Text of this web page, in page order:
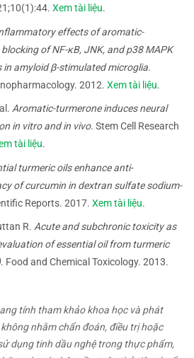
Xem tài liệu.
effects of aromatic-
of NF-κB, JNK, and p38 MAPK
amyloid β-stimulated microglia.
2012.Xem tài liệu.
Aromatic-turmerone induces neural
in vitro and in vivo. Stem Cell Research
tài liệu.
turmeric oils enhance anti-
of curcumin in dextran sulfate sodium-
Reports. 2017.Xem tài liệu.
R. Acute and subchronic toxicity as
of essential oil from turmeric
. Food and Chemical Toxicology. 2013.
tính tham khảo khoa học và phát
nhằm chẩn đoán, điều trị hoặc
dụng tinh dầu nghệ trong thực phẩm,